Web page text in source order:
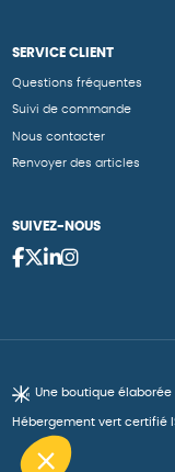
SERVICE CLIENT
Questions fréquentes
Suivi de commande
Nous contacter
Renvoyer des articles
SUIVEZ-NOUS
Une boutique
Hébergement vert certifié